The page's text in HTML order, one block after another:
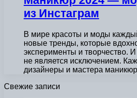
из Инстаграм
В мире красоты и моды
новые тренды, которые
эксперименты и творчество. И
не является исключением.
дизайнеры и мастера
Свежие записи